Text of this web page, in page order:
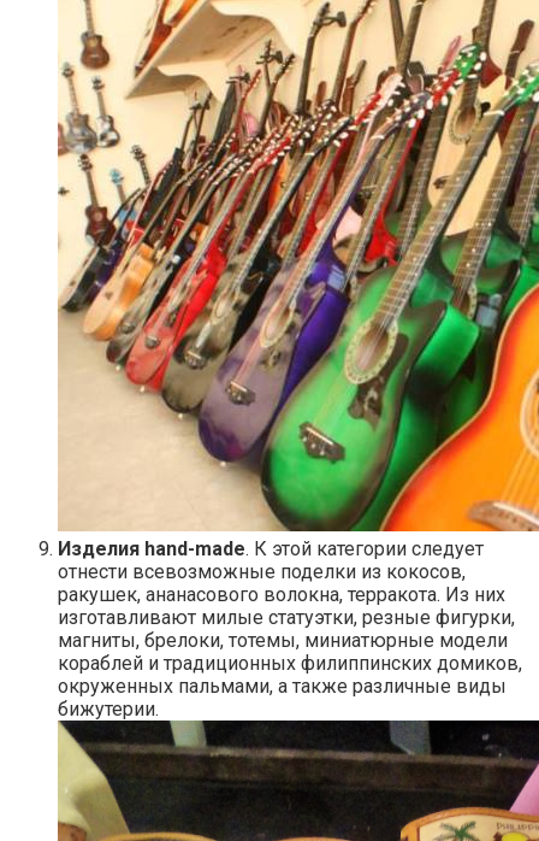
Изделия hand-made. К этой категории следует
отнести всевозможные поделки из кокосов,
ракушек, ананасового волокна, терракота. Из них
изготавливают милые статуэтки, резные фигурки,
магниты, брелоки, тотемы, миниатюрные модели
кораблей и традиционных филиппинских домиков,
окруженных пальмами, а также различные виды
бижутерии.